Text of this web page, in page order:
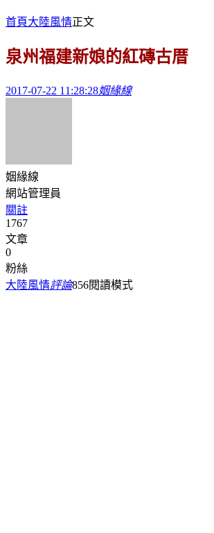
首頁大陸風情正文
泉州福建新娘的紅磚古厝
2017-07-22 11:28:28姻緣線
姻緣線
網站管理員
關註
1767
文章
0
粉絲
大陸風情評論856閱讀模式